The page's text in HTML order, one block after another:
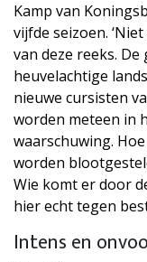
Kamp van
vijfde seizoen.
van deze reeks.
heuvelachtige
nieuwe cursisten
worden meteen in
waarschuwing.
worden
Wie komt er door
hier echt tegen
Intens en